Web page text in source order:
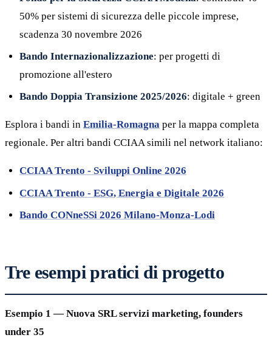
50% per sistemi di sicurezza delle piccole imprese,
scadenza 30 novembre 2026
Bando Internazionalizzazione: per progetti di
promozione all'estero
Bando Doppia Transizione 2025/2026: digitale + green
Esplora i bandi in Emilia-Romagna per la mappa completa
regionale. Per altri bandi CCIAA simili nel network italiano:
CCIAA Trento - Sviluppi Online 2026
CCIAA Trento - ESG, Energia e Digitale 2026
Bando CONneSSi 2026 Milano-Monza-Lodi
Tre esempi pratici di progetto
Esempio 1 — Nuova SRL servizi marketing, founders
under 35